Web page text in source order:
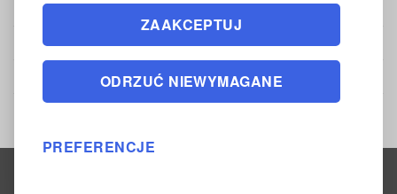
ZAAKCEPTUJ
ODRZUĆ NIEWYMAGANE
PREFERENCJE
Moje konto
Regulamin
Polityka zwrotów